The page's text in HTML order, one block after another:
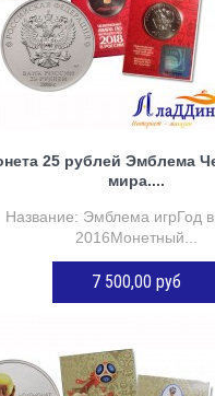
25 рублей Эмблема
мира....
Название: Эмблема игрГод
2016Монетный...
7 500,00 руб